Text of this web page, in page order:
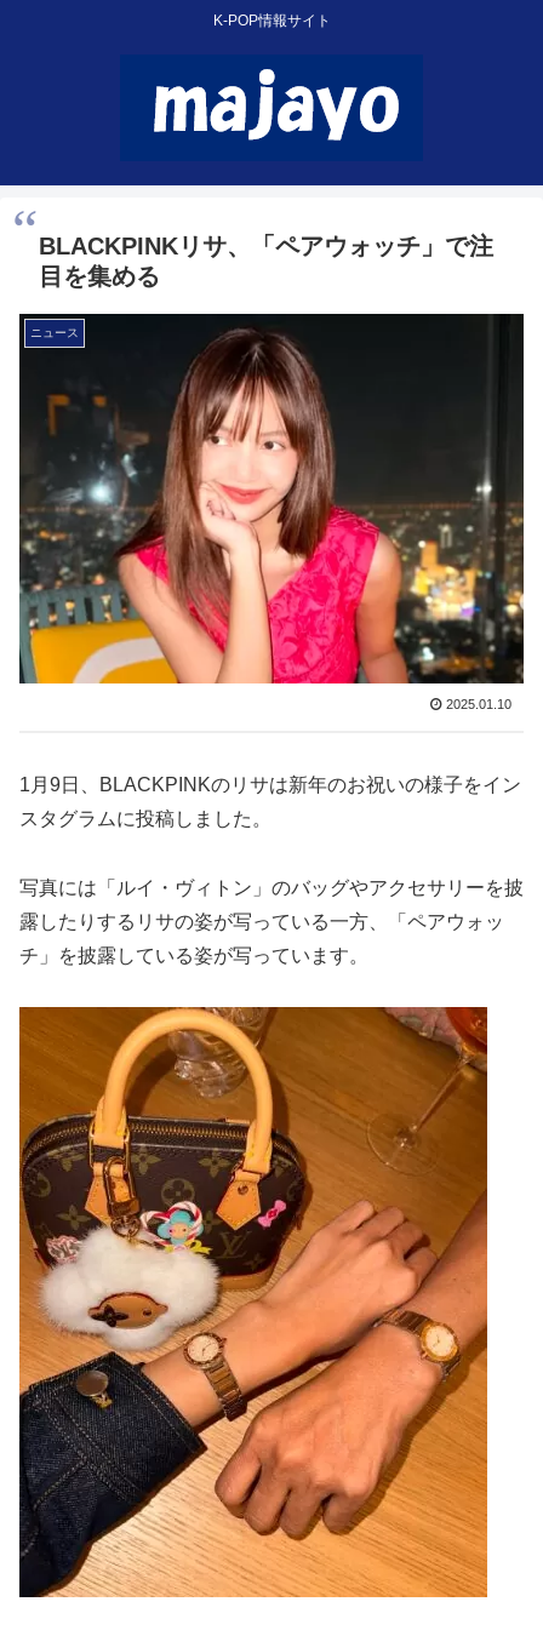
K-POP情報サイト
BLACKPINKリサ、「ペアウォッチ」で注
目を集める
ニュース
2025.01.10
1月9日、BLACKPINKのリサは新年のお祝いの様子をイン
スタグラムに投稿しました。
写真には「ルイ・ヴィトン」のバッグやアクセサリーを披
露したりするリサの姿が写っている一方、「ペアウォッ
チ」を披露している姿が写っています。